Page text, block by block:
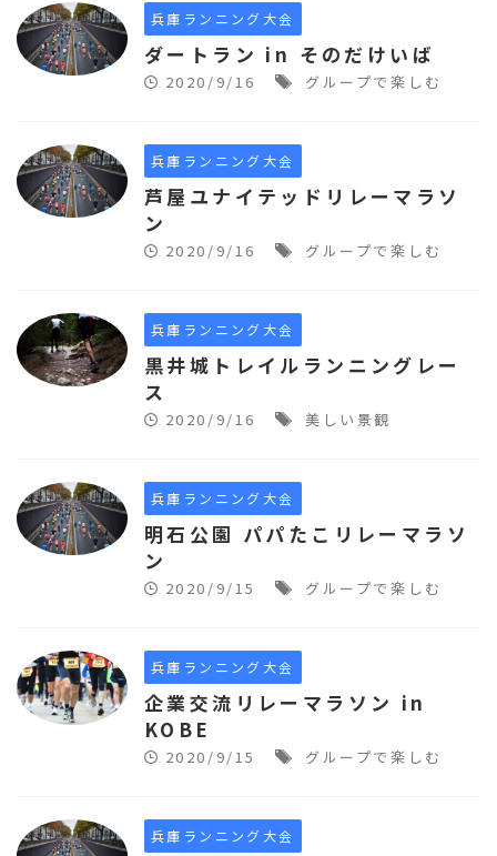
兵庫ランニング大会
ダートラン in そのだけいば
2020/9/16 グループで楽しむ
兵庫ランニング大会
芦屋ユナイテッドリレーマラソ
ン
2020/9/16 グループで楽しむ
兵庫ランニング大会
黒井城トレイルランニングレー
ス
2020/9/16 美しい景観
兵庫ランニング大会
明石公園 パパたこリレーマラソ
ン
2020/9/15 グループで楽しむ
兵庫ランニング大会
企業交流リレーマラソン in
KOBE
2020/9/15 グループで楽しむ
兵庫ランニング大会